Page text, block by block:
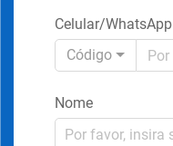
Celular/WhatsApp
Código
Nome